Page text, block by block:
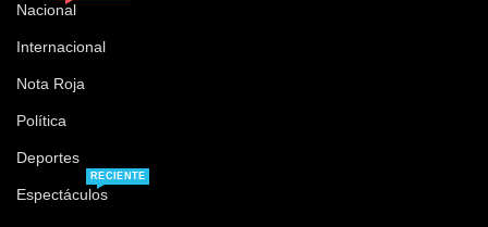
Nacional
Internacional
Nota Roja
Política
Deportes
Espectáculos
RECIENTE